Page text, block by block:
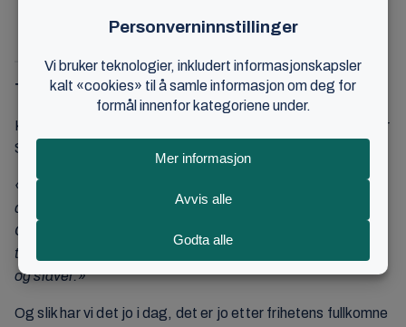
Transcript fra filmen over:
Kåre J. Smith: – Ja, jeg kan jo lese litt om hva Johan Oscar
Smith skrev om det. Da skriver han slik:
«Menigheten skal betjenes, man skal ikke herske over
den. Vennene skal føle seg fri fra all trykk og alt krav.
Gudsfrykten skal være frivillig. Derfor skal de formanes og
tilskyndes som frivillige vesener, og ikke trues som treller
og slaver.»
Og slik har vi det jo i dag, det er jo etter frihetens fullkomne